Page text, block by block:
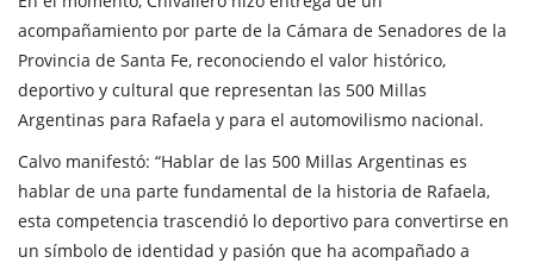
acompañamiento por parte de la Cámara de Senadores de la
Provincia de Santa Fe, reconociendo el valor histórico,
deportivo y cultural que representan las 500 Millas
Argentinas para Rafaela y para el automovilismo nacional.
Calvo manifestó: “Hablar de las 500 Millas Argentinas es
hablar de una parte fundamental de la historia de Rafaela,
esta competencia trascendió lo deportivo para convertirse en
un símbolo de identidad y pasión que ha acompañado a